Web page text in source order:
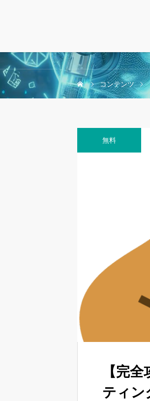
コンテンツ
無料
【完
ティン